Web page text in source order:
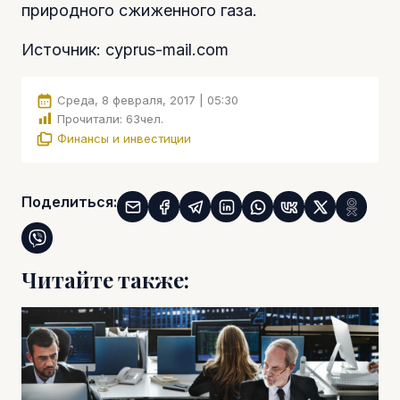
природного сжиженного газа.
Источник: cyprus-mail.com
Среда, 8 февраля, 2017 | 05:30
Прочитали: 63чел.
Финансы и инвестиции
Поделиться:
Читайте также: